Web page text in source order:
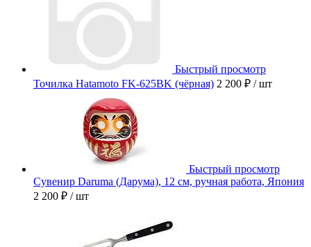
Быстрый просмотр
Точилка Hatamoto FK-625BK (чёрная) 2 200 ₽ / шт
Быстрый просмотр
Сувенир Daruma (Дарума), 12 см, ручная работа, Япония
2 200 ₽ / шт